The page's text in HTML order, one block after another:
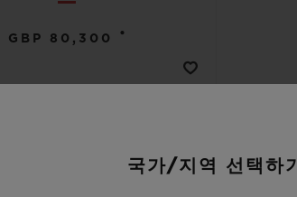
GBP 80,300 •
국가/지역 선택하기